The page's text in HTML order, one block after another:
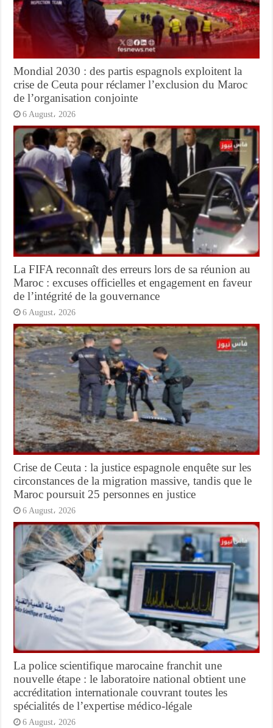
Mondial 2030 : des partis espagnols exploitent la
crise de Ceuta pour réclamer l’exclusion du Maroc
de l’organisation conjointe
6 August، 2026
La FIFA reconnaît des erreurs lors de sa réunion au
Maroc : excuses officielles et engagement en faveur
de l’intégrité de la gouvernance
6 August، 2026
Crise de Ceuta : la justice espagnole enquête sur les
circonstances de la migration massive, tandis que le
Maroc poursuit 25 personnes en justice
6 August، 2026
La police scientifique marocaine franchit une
nouvelle étape : le laboratoire national obtient une
accréditation internationale couvrant toutes les
spécialités de l’expertise médico-légale
6 August، 2026